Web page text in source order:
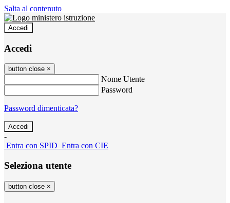
Salta al contenuto
Accedi
Accedi
button close ×
Nome Utente
Password
Password dimenticata?
-
Entra con SPID Entra con CIE
Seleziona utente
button close ×